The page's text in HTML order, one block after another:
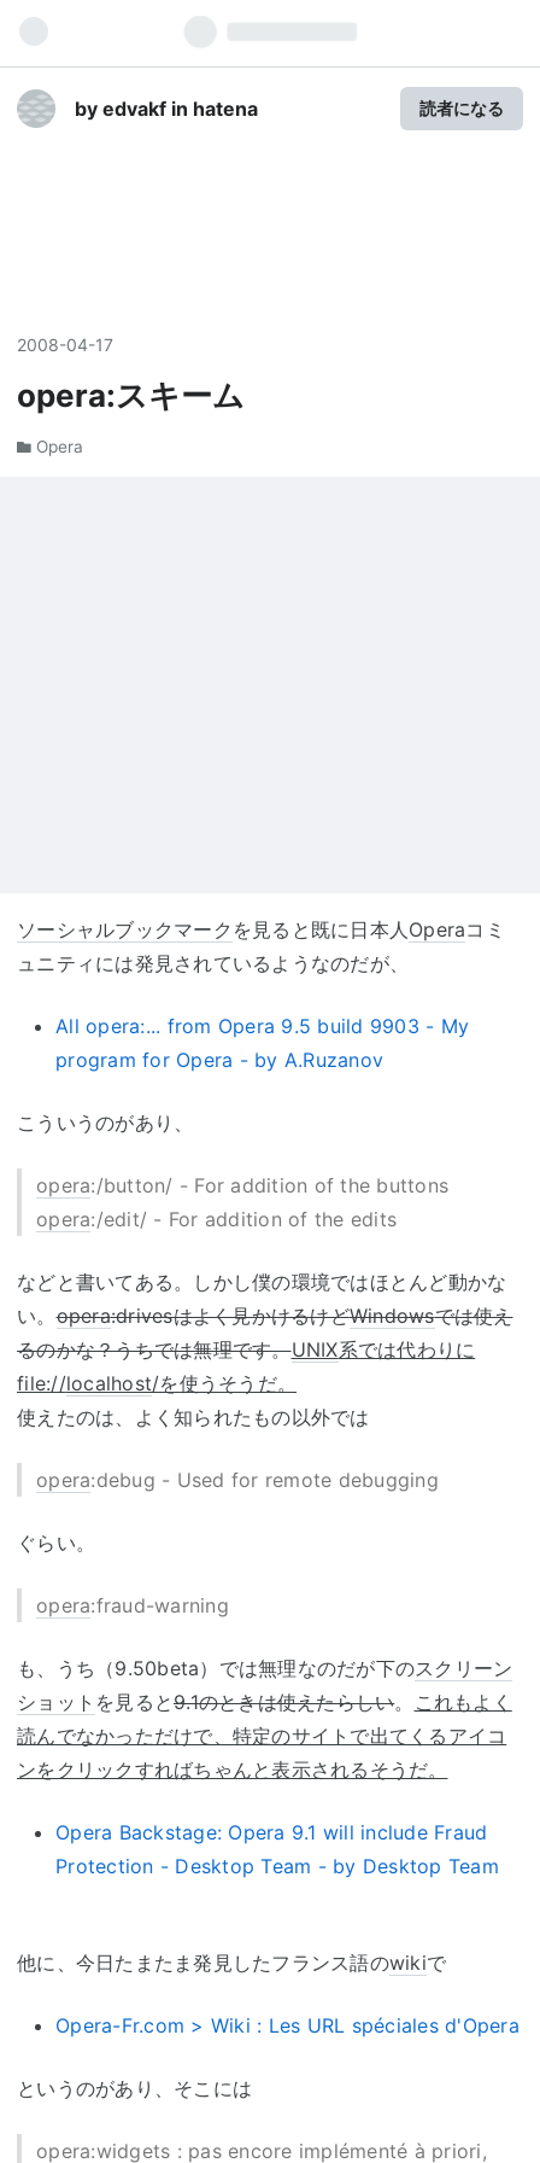
by edvakf in hatena 読者になる
2008-04-17
opera:スキーム
Opera
ソーシャルブックマーク を見ると既に日本人Operaコミ
ュニティには発見されているようなのだが、
All opera:... from Opera 9.5 build 9903 - My
program for Opera - by A.Ruzanov
こういうのがあり、
opera:/button/ - For addition of the buttons
opera:/edit/ - For addition of the edits
などと書いてある。しかし僕の環境ではほとんど動かな
い。opera:drivesはよく見かけるけどWindowsでは使え
るのかな？うちでは無理です。UNIX系では代わりに
file://localhost/を使うそうだ。
使えたのは、よく知られたもの以外では
opera:debug - Used for remote debugging
ぐらい。
opera:fraud-warning
も、うち（9.50beta）では無理なのだが下のスクリーン
ショット を見ると9.1のときは使えたらしい。
これもよく
読んでなかっただけで、特定のサイトで出てくるアイコ
ンをクリックすればちゃんと表示されるそうだ。
Opera Backstage: Opera 9.1 will include Fraud
Protection - Desktop Team - by Desktop Team
他に、今日たまたま発見したフランス語のwikiで
Opera-Fr.com > Wiki : Les URL spéciales d'Opera
というのがあり、そこには
opera:widgets : pas encore implémenté à priori,